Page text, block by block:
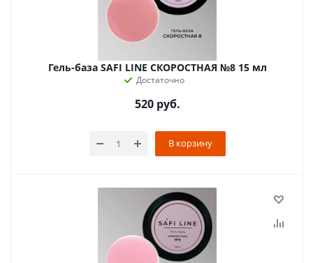
Гель-база SAFI LINE СКОРОСТНАЯ №8 15 мл
Достаточно
520руб.
В корзину